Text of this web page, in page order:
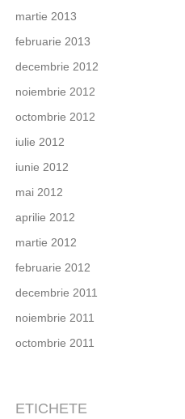
martie 2013
februarie 2013
decembrie 2012
noiembrie 2012
octombrie 2012
iulie 2012
iunie 2012
mai 2012
aprilie 2012
martie 2012
februarie 2012
decembrie 2011
noiembrie 2011
octombrie 2011
ETICHETE